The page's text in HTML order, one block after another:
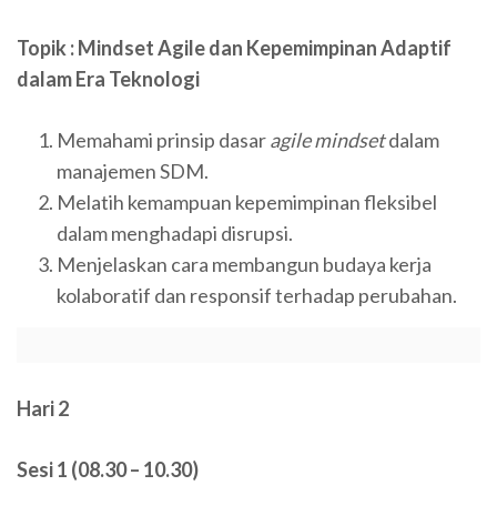
Topik : Mindset Agile dan Kepemimpinan Adaptif
dalam Era Teknologi
Memahami prinsip dasaragile mindsetdalam
manajemen SDM.
Melatih kemampuan kepemimpinan fleksibel
dalam menghadapi disrupsi.
Menjelaskan cara membangun budaya kerja
kolaboratif dan responsif terhadap perubahan.
Hari 2
Sesi 1 (08.30 – 10.30)